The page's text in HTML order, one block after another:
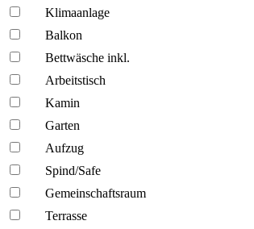
Klima­anlage
Balkon
Bettwäsche inkl.
Arbeitstisch
Kamin
Garten
Aufzug
Spind/Safe
Gemeinschafts­raum
Terrasse